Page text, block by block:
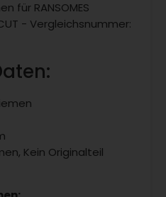
für RANSOMES
- Vergleichsnummer:
Kein Originalteil